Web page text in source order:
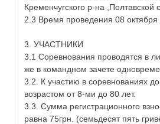
Кременчугского р-на ,Полтавской
2.3 Время проведения 08 октября
3. УЧАСТНИКИ
3.1 Соревнования проводятся в
же в командном зачете
3.2. К участию в соревнованиях
возрастом от 8-ми до 80 лет.
3.3. Сумма регистрационного
равна 75грн. (семьдесят пять